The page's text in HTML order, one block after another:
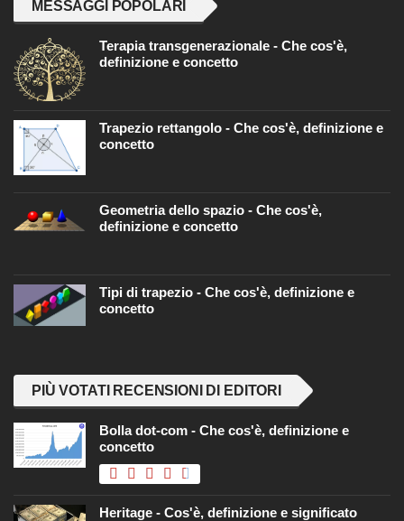
MESSAGGI POPOLARI
Terapia transgenerazionale - Che cos'è,
definizione e concetto
Trapezio rettangolo - Che cos'è, definizione e
concetto
Geometria dello spazio - Che cos'è,
definizione e concetto
Tipi di trapezio - Che cos'è, definizione e
concetto
PIÙ VOTATI RECENSIONI DI EDITORI
Bolla dot-com - Che cos'è, definizione e
concetto
Heritage - Cos'è, definizione e significato